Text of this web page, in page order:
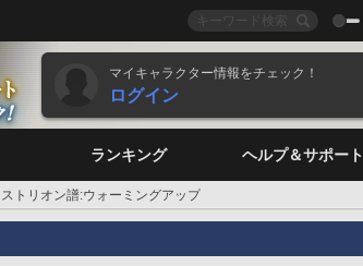
マイキャラクター情報をチェック！
ログイン
ランキング ヘルプ＆サポート
トリオン譜:ウォーミングアップ